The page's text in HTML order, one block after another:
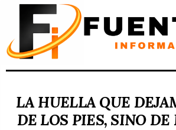
LA HUELLA QUE
DE LOS PIES, SINO DE